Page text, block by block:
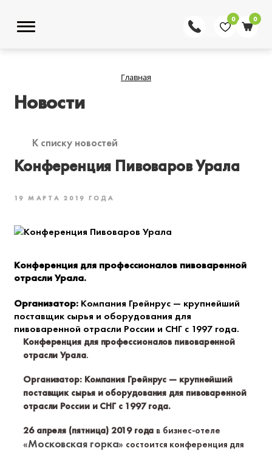
0 0
Главная
Новости
К списку новостей
Конференция Пивоваров Урала
19 МАРТА 2019 ГОДА
Конференция для профессионалов пивоваренной
отрасли Урала.
Организатор: Компания Грейнрус — крупнейший
поставщик сырья и оборудования для
пивоваренной отрасли России и СНГ с 1997 года.
Конференция для профессионалов пивоваренной
отрасли Урала.
Организатор: Компания Грейнрус — крупнейший
поставщик сырья и оборудования для пивоваренной
отрасли России и СНГ с 1997 года.
26 апреля (пятница) 2019 года в бизнес-отеле
«Московская горка» состоится конференция для